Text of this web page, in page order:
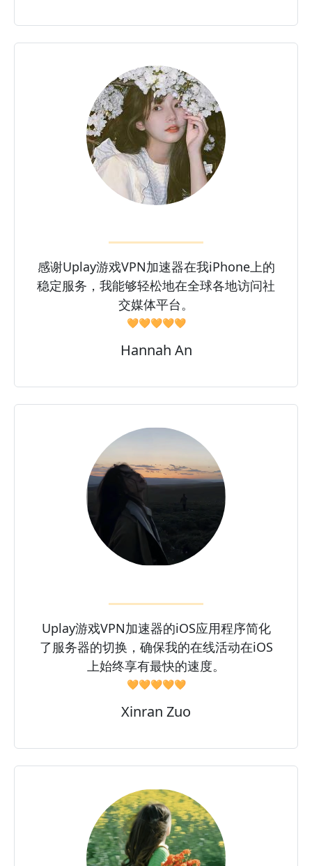
感谢Uplay游戏VPN加速器在我iPhone上的
稳定服务，我能够轻松地在全球各地访问社
交媒体平台。
🧡🧡🧡🧡🧡
Hannah An
Uplay游戏VPN加速器的iOS应用程序简化
了服务器的切换，确保我的在线活动在iOS
上始终享有最快的速度。
🧡🧡🧡🧡🧡
Xinran Zuo